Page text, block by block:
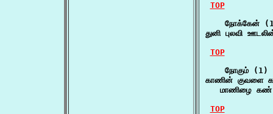
TOP
நோக்கேன்
துனி புலவி
TOP
    நோகும் (1)
காணின் குவளை
மாணிழை கண்
TOP